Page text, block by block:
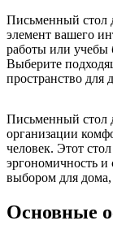
Письменный стол
элемент вашего
работы или
Выберите
пространство для
Письменный стол
организации
человек. Этот
эргономичность
выбором для дома,
Основные